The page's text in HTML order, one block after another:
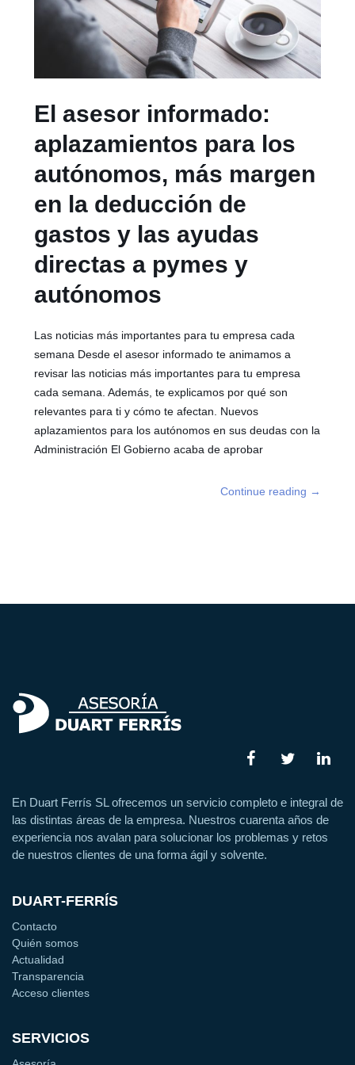
El asesor informado:
aplazamientos para los
autónomos, más margen
en la deducción de
gastos y las ayudas
directas a pymes y
autónomos
Las noticias más importantes para tu empresa cada
semana Desde el asesor informado te animamos a
revisar las noticias más importantes para tu empresa
cada semana. Además, te explicamos por qué son
relevantes para ti y cómo te afectan. Nuevos
aplazamientos para los autónomos en sus deudas con la
Administración El Gobierno acaba de aprobar
Continue reading →
En Duart Ferrís SL ofrecemos un servicio completo e integral de
las distintas áreas de la empresa. Nuestros cuarenta años de
experiencia nos avalan para solucionar los problemas y retos
de nuestros clientes de una forma ágil y solvente.
DUART-FERRÍS
Contacto
Quién somos
Actualidad
Transparencia
Acceso clientes
SERVICIOS